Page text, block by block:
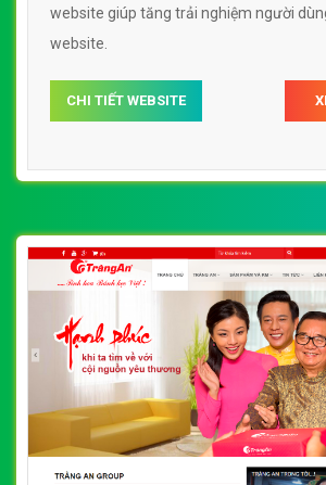
website giúp tăng trải nghiệm người
website.
CHI TIẾT WEBSITE